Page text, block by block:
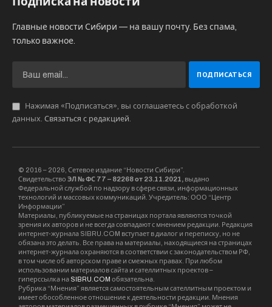
Главные новости Сибири — на вашу почту. Без спама,
только важное.
Нажимая «Подписаться», вы соглашаетесь с обработкой
данных. Связаться с редакцией.
© 2016 – 2026, Сетевое издание “Новости Сибири”.
Свидетельство ЭЛ № ФС 77 – 82268 от 23.11.2021, выдано
Федеральной службой по надзору в сфере связи, информационных
технологий и массовых коммуникаций. Учредитель: ООО “Центр
Информации”
Материалы, публикуемые на страницах портала являются точкой
зрения их авторов и не всегда совпадают с мнением редакции. Редакция
интернет-журнала SIBRU.COM вступает в диалог и переписку, но не
обязана это делать. Все права на материалы, находящиеся на страницах
интернет-журнала охраняются в соответствии с законодательством РФ,
в том числе об авторском праве и смежных правах. При любом
использовании материалов сайта и сателлитных проектов –
гиперссылка на SIBRU.COM обязательна.
Рубрика “Мнения” является самостоятельным сателлитным проектом и
имеет обособленное отношение к деятельности редакции. Мнения